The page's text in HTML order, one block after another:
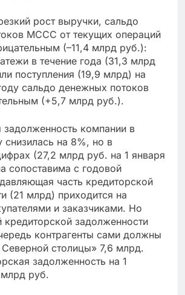
рост выручки, сальдо
МССС от текущих операций
(–11,4 млрд руб.):
в течение года (31,3 млрд
поступления (19,9 млрд) на
сальдо денежных потоков
(+5,7 млрд руб.).
задолженность компании в
на 8%, но в
(27,2 млрд руб. на 1 января
сопоставима с годовой
часть кредиторской
(21 млрд) приходится на
и заказчиками. Но
кредиторской задолженности
контрагенты сами должны
столицы» 7,6 млрд.
задолженность на 1
руб.